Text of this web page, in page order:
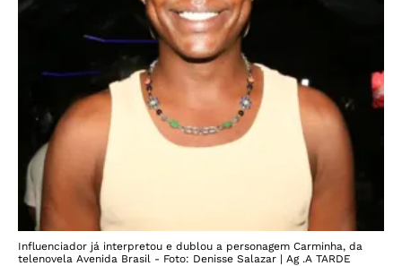
Influenciador já interpretou e dublou a personagem Carminha, da
telenovela Avenida Brasil - Foto: Denisse Salazar | Ag .A TARDE